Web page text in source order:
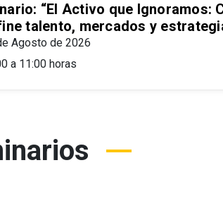
“El Activo que Ignoramos:
talento, mercados y
Agosto de 2026
a 11:00 horas